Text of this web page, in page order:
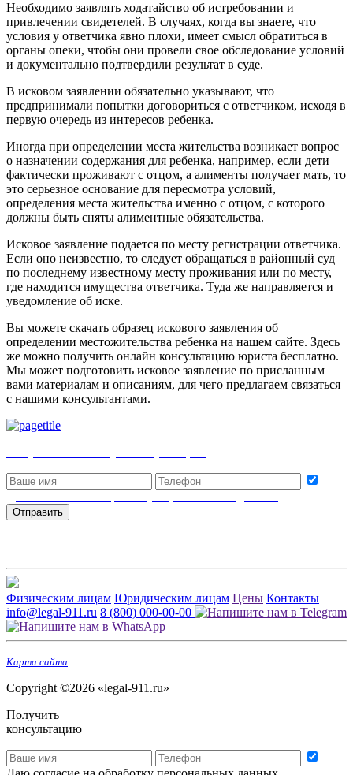
Необходимо заявлять ходатайство об истребовании и
привлечении свидетелей. В случаях, когда вы знаете, что
условия у ответчика явно плохи, имеет смысл обратиться в
органы опеки, чтобы они провели свое обследование условий
и документально подтвердили результат в суде.
В исковом заявлении обязательно указывают, что
предпринимали попытки договориться с ответчиком, исходя в
первую очередь из интересов ребенка.
Иногда при определении места жительства возникает вопрос
о назначении содержания для ребенка, например, если дети
фактически проживают с отцом, а алименты получает мать, то
это серьезное основание для пересмотра условий,
определения места жительства именно с отцом, с которого
должны быть сняты алиментные обязательства.
Исковое заявление подается по месту регистрации ответчика.
Если оно неизвестно, то следует обращаться в районный суд
по последнему известному месту проживания или по месту,
где находится имущества ответчика. Туда же направляется и
уведомление об иске.
Вы можете скачать образец искового заявления об
определении местожительства ребенка на нашем сайте. Здесь
же можно получить онлайн консультацию юриста бесплатно.
Мы может подготовить исковое заявление по присланным
вами материалам и описаниям, для чего предлагаем связаться
с нашими консультантами.
Отправить
Физическим лицам Юридическим лицам Цены Контакты
info@legal-911.ru 8 (800) 000-00-00
Карта сайта
Copyright ©2026 «legal-911.ru»
Получить
консультацию